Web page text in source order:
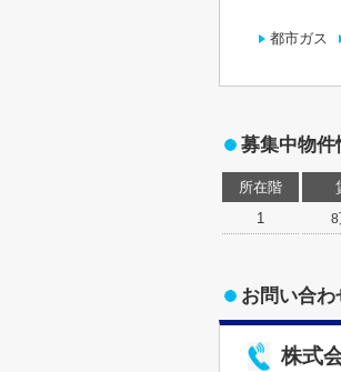
都市ガス
募集中物件
所在階
1
8
お問い合わ
株式